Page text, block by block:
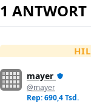
1 ANTWORT
mayer
@mayer
Rep: 690,4 Tsd.